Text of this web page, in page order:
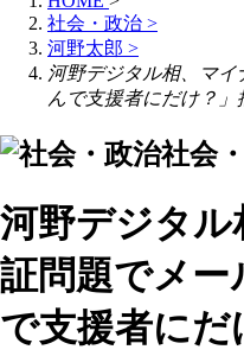
社会・政治 >
河野太郎 >
河野デジタル相、マ
んで支援者にだけ？
社会
河野デジタ
証問題でメー
で支援者にだ